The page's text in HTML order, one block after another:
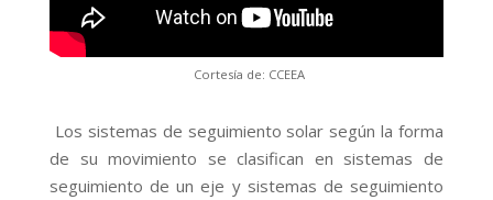
Cortesía de: CCEEA
Los sistemas de seguimiento solar según la forma
de su movimiento se clasifican en sistemas de
seguimiento de un eje y sistemas de seguimiento